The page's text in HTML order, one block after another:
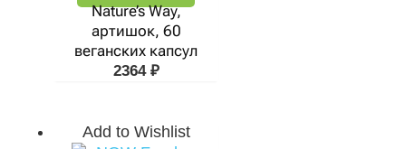
Nature’s Way,
артишок, 60
веганских капсул
2364 ₽
Add to Wishlist